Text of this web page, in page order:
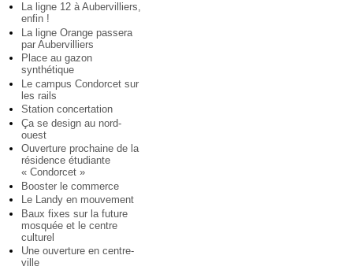
La ligne 12 à Aubervilliers,
enfin !
La ligne Orange passera
par Aubervilliers
Place au gazon
synthétique
Le campus Condorcet sur
les rails
Station concertation
Ça se design au nord-
ouest
Ouverture prochaine de la
résidence étudiante
« Condorcet »
Booster le commerce
Le Landy en mouvement
Baux fixes sur la future
mosquée et le centre
culturel
Une ouverture en centre-
ville